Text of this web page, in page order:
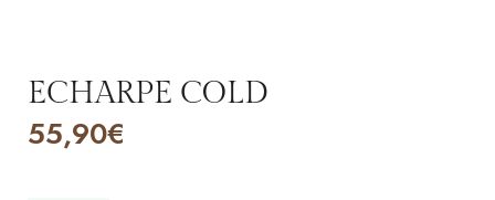
ECHARPE COLD
55,90€